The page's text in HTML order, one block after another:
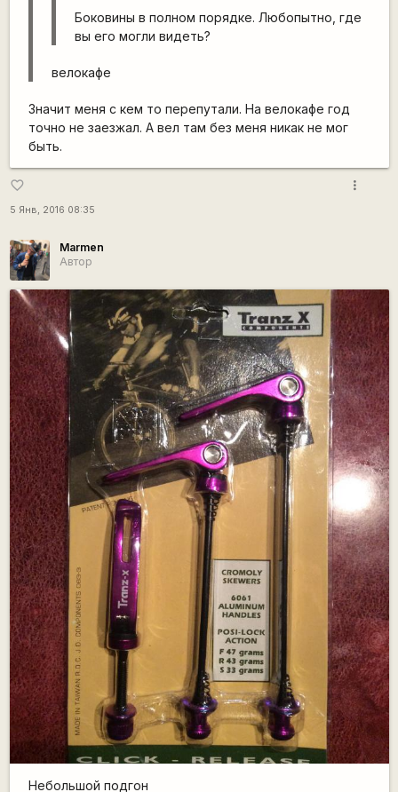
Боковины в полном порядке. Любопытно, где
вы его могли видеть?
велокафе
Значит меня с кем то перепутали. На велокафе год
точно не заезжал. А вел там без меня никак не мог
быть.
favorite_border
5 Янв, 2016 08:35
more_vert
Marmen
Автор
Небольшой подгон